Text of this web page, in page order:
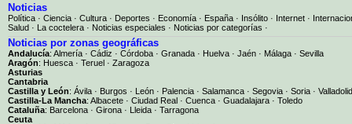
Noticias
Política · Ciencia · Cultura · Deportes · Economía · España · Insólito · Internet ·
Salud · La coctelera · Noticias especiales · Noticias por categorías ·
Noticias por zonas geográficas
Andalucía: Almería · Cádiz · Córdoba · Granada · Huelva · Jaén · Málaga · Sevilla
Aragón: Huesca · Teruel · Zaragoza
Asturias
Cantabria
Castilla y León: Ávila · Burgos · León · Palencia · Salamanca · Segovia · Soria · Valladolid
Castilla-La Mancha: Albacete · Ciudad Real · Cuenca · Guadalajara · Toledo
Cataluña: Barcelona · Girona · Lleida · Tarragona
Ceuta